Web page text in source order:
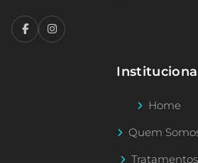
Home
Quem
Tratamentos